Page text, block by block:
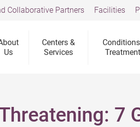
Us
Centers &
Services
Collaborative Partners Facilities